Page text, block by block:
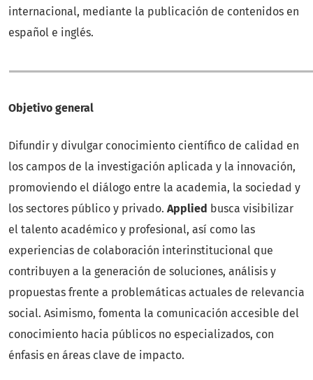
internacional, mediante la publicación de contenidos en
español e inglés.
Objetivo general
Difundir y divulgar conocimiento científico de calidad en
los campos de la investigación aplicada y la innovación,
promoviendo el diálogo entre la academia, la sociedad y
los sectores público y privado. Applied busca visibilizar
el talento académico y profesional, así como las
experiencias de colaboración interinstitucional que
contribuyen a la generación de soluciones, análisis y
propuestas frente a problemáticas actuales de relevancia
social. Asimismo, fomenta la comunicación accesible del
conocimiento hacia públicos no especializados, con
énfasis en áreas clave de impacto.